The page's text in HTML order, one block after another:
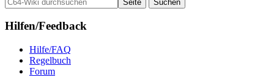
Hilfen/Feedback
Hilfe/FAQ
Regelbuch
Forum